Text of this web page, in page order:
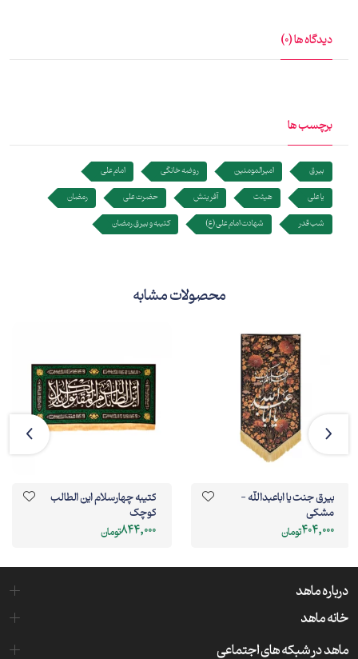
دیدگاه ها (0)
برچسب ها
بیرق امیرالمومنین روضه خانگی
امام علی
یا علی
هیئت آفرینش حضرت علی
رمضان
شب قدر
شهادت امام علی (ع) کتیبه و بیرق رمضان
محصولات مشابه
بیرق جنت یا اباعبدالله -
مشکی
404,000تومان
کتیبه چهارسلام این الطالب
کوچک
844,000تومان
درباره ماهد
خانه ماهد
ماهد در شبکه های اجتماعی